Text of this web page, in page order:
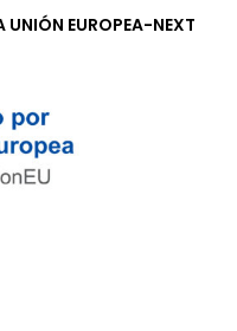
UNIÓN EUROPEA-NEXT